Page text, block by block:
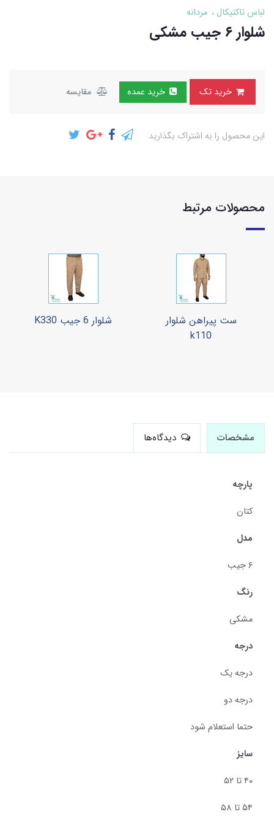
لباس تاکتیکال مردانه
شلوار ۶ جیب مشکی
خرید تک خرید عمده مقایسه
این محصول را به اشتراک بگذارید
محصولات مرتبط
ست پیراهن شلوار
k110
شلوار 6 جیب K330
مشخصات دیدگاه‌ها
پارچه
کتان
مدل
۶ جیب
رنگ
مشکی
درجه
درجه یک
درجه دو
حتما استعلام شود
سایز
۴۰ تا ۵۲
۵۴ تا ۵۸